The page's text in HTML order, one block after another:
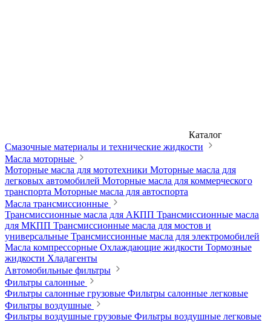
Каталог
Смазочные материалы и технические жидкости
Масла моторные
Моторные масла для мототехники Моторные масла для
легковых автомобилей Моторные масла для коммерческого
транспорта Моторные масла для автоспорта
Масла трансмиссионные
Трансмиссионные масла для АКПП Трансмиссионные масла
для МКПП Трансмиссионные масла для мостов и
универсальные Трансмиссионные масла для электромобилей
Масла компрессорные Охлаждающие жидкости Тормозные
жидкости Хладагенты
Автомобильные фильтры
Фильтры салонные
Фильтры салонные грузовые Фильтры салонные легковые
Фильтры воздушные
Фильтры воздушные грузовые Фильтры воздушные легковые